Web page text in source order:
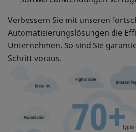
Verbessern Sie mit unseren
Automatisierungslösungen die
Unternehmen. So sind Sie
Schritt voraus.